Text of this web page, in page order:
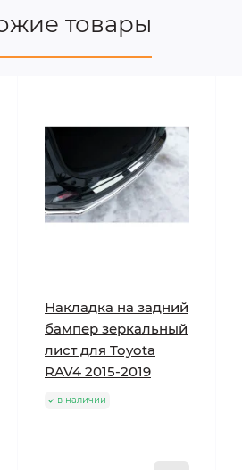
товары
Накладка на задний
бампер зеркальный
лист для Toyota
RAV4 2015-2019
в наличии